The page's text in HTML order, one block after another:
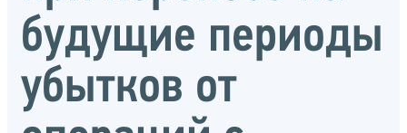
будущие периоды
убытков от